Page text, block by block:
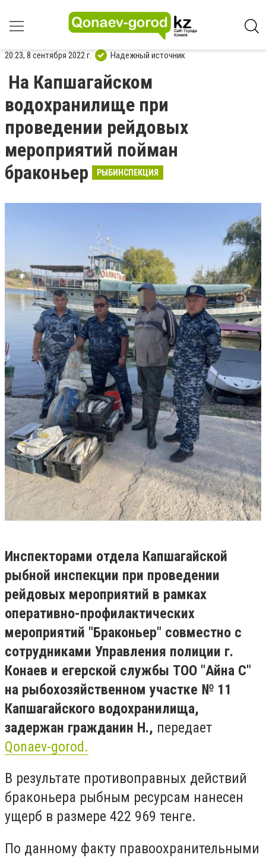
20:23, 8 сентября 2022 г. Надежный источник
На Капшагайском
водохранилище при
проведении рейдовых
мероприятий пойман
браконьер
РЫБИНСПЕКЦИЯ
Инспекторами отдела Капшагайской
рыбной инспекции при проведении
рейдовых мероприятий в рамках
оперативно-профилактических
мероприятий "Браконьер" совместно с
сотрудниками Управления полиции г.
Конаев и егерской службы ТОО "Айна С"
на рыбохозяйственном участке № 11
Капшагайского водохранилища,
задержан гражданин Н., передает
Qonaev-gorod.
В результате противоправных действий
браконьера рыбным ресурсам нанесен
ущерб в размере 422 969 тенге.
По данному факту правоохранительными